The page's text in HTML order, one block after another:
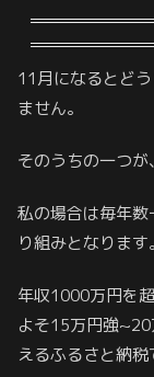
11月になるとど
ません。
そのうちの一つが
私の場合は毎年
り組みとなります。
年収1000万円を
よそ15万円強
えるふるさと納税